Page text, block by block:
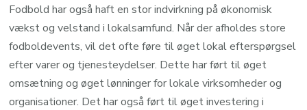
Fodbold har også haft en stor indvirkning på økonomisk
vækst og velstand i lokalsamfund. Når der afholdes store
fodboldevents, vil det ofte føre til øget lokal efterspørgsel
efter varer og tjenesteydelser. Dette har ført til øget
omsætning og øget lønninger for lokale virksomheder og
organisationer. Det har også ført til øget investering i